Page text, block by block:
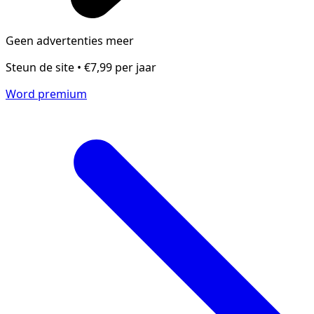
Geen advertenties meer
Steun de site • €7,99 per jaar
Word premium